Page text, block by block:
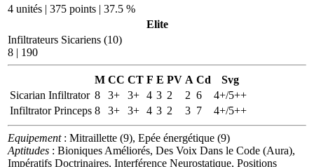
4 unités | 375 points | 37.5 %
Elite
Infiltrateurs Sicariens (10)
8 | 190
M CC CT F E PV A Cd
Svg
Sicarian Infiltrator 8 3+ 3+ 4 3 2 2 6
4+/5++
Infiltrator Princeps 8 3+ 3+ 4 3 2 3 7 4+/5++
Equipement: Mitraillette (9), Epée énergétique (9)
Aptitudes : Bioniques Améliorés, Des Voix Dans le Code (Aura),
Impératifs Doctrinaires, Interférence Neurostatique, Positions